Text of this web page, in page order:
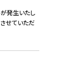
発生いたし
せていただ